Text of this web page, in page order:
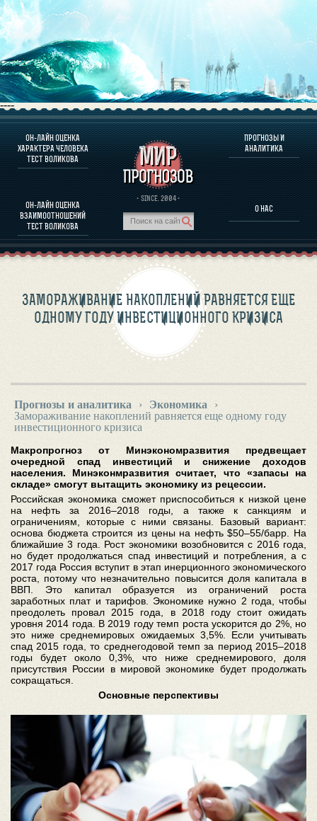
----
ОН-ЛАЙН ОЦЕНКА
ХАРАКТЕРА ЧЕЛОВЕКА
ТЕСТ ВОЛИКОВА
ОН-ЛАЙН ОЦЕНКА
ВЗАИМООТНОШЕНИЙ
ТЕСТ ВОЛИКОВА
· SINCE. 2004 ·
ПРОГНОЗЫ И
АНАЛИТИКА
О НАС
О ПРОГРАММЕ
ОЦЕНКА ХАРАКТЕРA ЧЕЛОВЕКА
ОЦЕНКА ХАРАКТЕРА ВЫДАЮЩИХСЯ ЛИЧНОСТЕЙ
О ПРОГРАММЕ
ПРОГНОЗЫ И АНАЛИТИКА
ЗАМОРАЖИВАНИЕ НАКОПЛЕНИЙ РАВНЯЕТСЯ ЕЩЕ
ОДНОМУ ГОДУ ИНВЕСТИЦИОННОГО КРИЗИСА
Прогнозы и аналитика › Экономика
›
Замораживание накоплений равняется еще одному году
инвестиционного кризиса
Макропрогноз от Минэкономразвития предвещает
очередной спад инвестиций и снижение доходов
населения. Минэконмразвития считает, что «запасы на
складе» смогут вытащить экономику из рецессии.
Российская экономика сможет приспособиться к низкой цене
на нефть за 2016–2018 годы, а также к санкциям и
ограничениям, которые с ними связаны. Базовый вариант:
основа бюджета строится из цены на нефть $50–55/барр. На
ближайшие 3 года. Рост экономики возобновится с 2016 года,
но будет продолжаться спад инвестиций и потребления, а с
2017 года Россия вступит в этап инерционного экономического
роста, потому что незначительно повысится доля капитала в
ВВП. Это капитал образуется из ограничений роста
заработных плат и тарифов. Экономике нужно 2 года, чтобы
преодолеть провал 2015 года, в 2018 году стоит ожидать
уровня 2014 года. В 2019 году темп роста ускорится до 2%, но
это ниже среднемировых ожидаемых 3,5%. Если учитывать
спад 2015 года, то среднегодовой темп за период 2015–2018
годы будет около 0,3%, что ниже среднемирового, доля
присутствия России в мировой экономике будет продолжать
сокращаться.
Основные перспективы